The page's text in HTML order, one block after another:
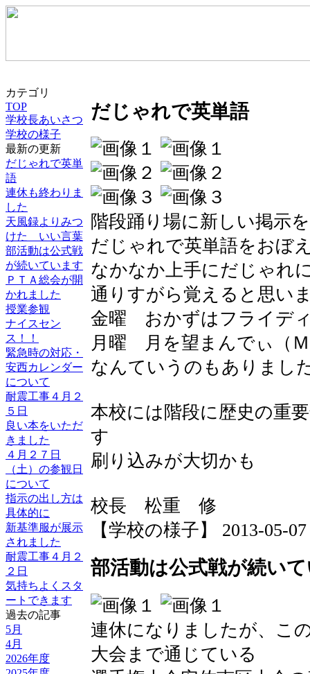
カテゴリ
TOP
学校長あいさつ
学校の様子
最新の更新
だじゃれで英単
語
連休も終わりま
した
天風録よりみつ
けた いい言葉
部活動は公式戦
が続いています
ＰＴＡ総会が開
かれました
授業参観
ナイスセン
ス！！
緊急時の対応・
安西カレンダー
について
耐震工事４月２
５日
良い本をいただ
きました
４月２７日
（土）の参観日
について
指示の出し方は
具体的に
新基準服が展示
されました
耐震工事４月２
２日
気持ちよくスタ
ートできます
過去の記事
5月
4月
2026年度
だじゃれで英単語
階段踊り場に新しい掲示
だじゃれで英単語をおぼ
なかなか上手にだじゃれ
通りすがら覚えると思い
金曜 おかずはフライデ
月曜 月を望まんでぃ（
なんていうのもありまし
本校には階段に歴史の重
す
刷り込みが大切かも
校長 松重 修
【学校の様子】 2013-05-
部活動は公式戦が続い
連休になりましたが、こ
大会まで通じている